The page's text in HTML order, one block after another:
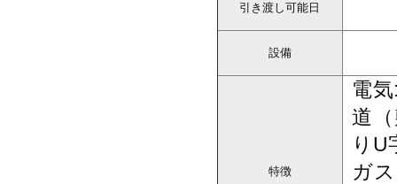
引き渡し可能日
設備
特徴
電
道
りU
ガ